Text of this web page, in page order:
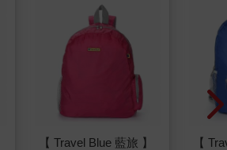
【 Travel Blue 藍旅 】
【